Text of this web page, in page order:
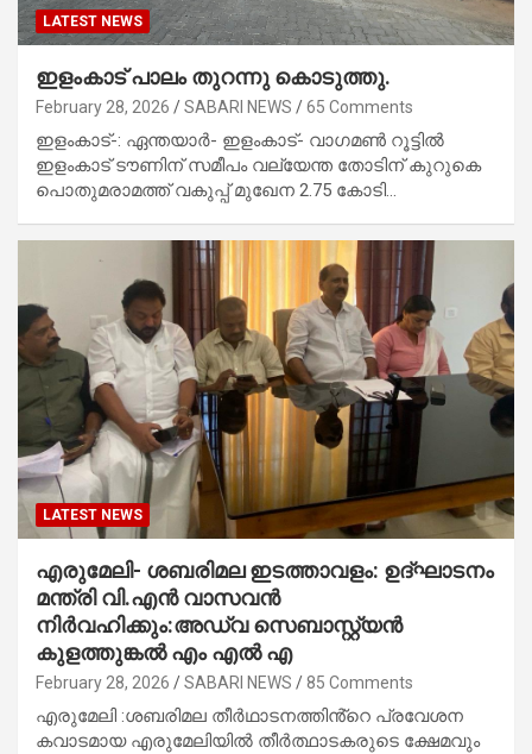
LATEST NEWS
ഇളംകാട് പാലം തുറന്നു കൊടുത്തു.
February 28, 2026 SABARI NEWS 65 Comments
ഇളംകാട്-: ഏന്തയാർ- ഇളംകാട്- വാഗമൺ റൂട്ടിൽ
ഇളംകാട് ടൗണിന് സമീപം വല്യേന്ത തോടിന് കുറുകെ
പൊതുമരാമത്ത് വകുപ്പ് മുഖേന 2.75 കോടി…
LATEST NEWS
എരുമേലി- ശബരിമല ഇടത്താവളം: ഉദ്ഘാടനം
മന്ത്രി വി.എൻ വാസവൻ
നിർവഹിക്കും:അഡ്വ സെബാസ്റ്റ്യൻ
കുളത്തുങ്കൽ എം എൽ എ
February 28, 2026 SABARI NEWS 85 Comments
എരുമേലി :ശബരിമല തീർഥാടനത്തിൻ്റെ പ്രവേശന
കവാടമായ എരുമേലിയിൽ തീർത്ഥാടകരുടെ ക്ഷേമവും